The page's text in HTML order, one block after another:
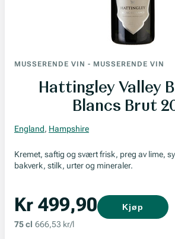
MUSSERENDE VIN - MUSSERENDE VIN
Hattingley Valley
Blancs Brut
England, Hampshire
Kremet, saftig og svært frisk, preg av lime,
bakverk, stilk, urter og mineraler.
Kr 499,90
75 cl 666,53 kr/l
Kjøp